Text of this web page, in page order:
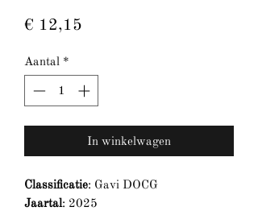
€ 12,15
Aantal *
In winkelwagen
Classificatie: Gavi DOCG
Jaartal: 2025